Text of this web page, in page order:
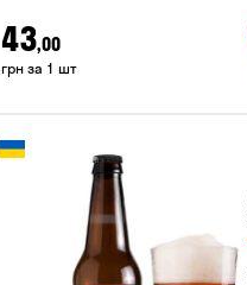
43,00
грн за 1 шт